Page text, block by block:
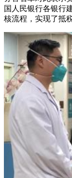
国人民银行各银行
核流程，实现了抵